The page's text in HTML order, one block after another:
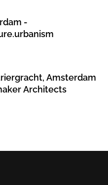
-
Amsterdam
Architects